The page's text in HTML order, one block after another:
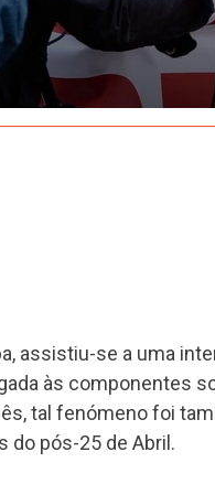
assistiu-se a uma
às componentes
tal fenómeno foi
do pós-25 de Abril.